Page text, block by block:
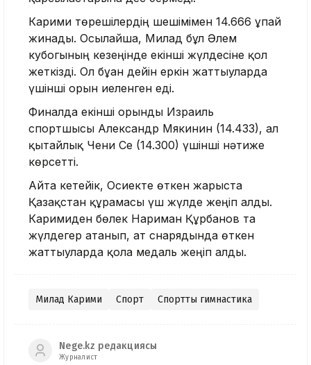
Карими төрешілердің шешімімен 14.666 ұпай
жинады. Осылайша, Милад бұл Әлем
кубогының кезеңінде екінші жүлдесіне қол
жеткізді. Ол бұған дейін еркін жаттығуларда
үшінші орын иеленген еді.
Финалда екінші орынды Израиль
спортшысы Александр Мякинин (14.433), ал
қытайлық Чени Се (14.300) үшінші нәтиже
көрсетті.
Айта кетейік, Осиекте өткен жарыста
Қазақстан құрамасы үш жүлде жеңіп алды.
Каримиден бөлек Нариман Құрбанов та
жүлдегер атанып, ат снарядында өткен
жаттығуларда қола медаль жеңіп алды.
Милад Карими Спорт Спорттық гимнастика
Nege.kz редакциясы
Журналист